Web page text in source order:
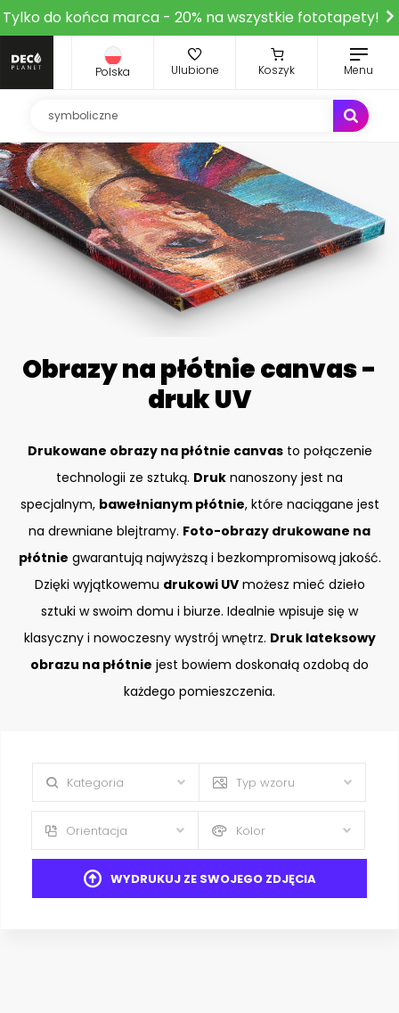
Tylko do końca marca - 20% na wszystkie fototapety!
Polska Ulubione Koszyk Menu
Obrazy na płótnie canvas -
druk UV
Drukowane obrazy na płótnie canvasto połączenie
technologii ze sztuką. Druk nanoszony jest na
specjalnym, bawełnianym płótnie, które naciągane jest
na drewniane blejtramy. Foto-obrazy drukowane na
płótnie gwarantują najwyższą i bezkompromisową jakość.
Dzięki wyjątkowemu drukowi UVmożesz mieć dzieło
sztuki w swoim domu i biurze. Idealnie wpisuje się w
klasyczny i nowoczesny wystrój wnętrz. Druk lateksowy
obrazu na płótnie jest bowiem doskonałą ozdobą do
każdego pomieszczenia.
Kategoria Typ wzoru
Orientacja Kolor
WYDRUKUJ ZE SWOJEGO ZDJĘCIA